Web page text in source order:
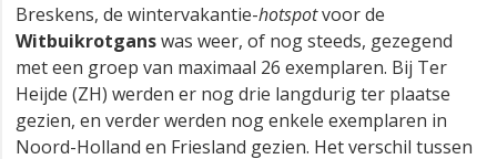
Breskens, de wintervakantie-hotspotvoor de
Witbuikrotganswas weer, of nog steeds, gezegend
met een groep van maximaal 26 exemplaren. Bij Ter
Heijde (ZH) werden er nog drie langdurig ter plaatse
gezien, en verder werden nog enkele exemplaren in
Noord-Holland en Friesland gezien. Het verschil tussen